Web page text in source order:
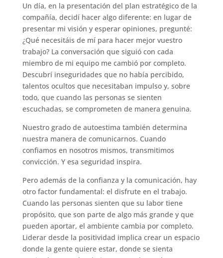
Un día, en la presentación del plan estratégico de la
compañía, decidí hacer algo diferente: en lugar de
presentar mi visión y esperar opiniones, pregunté:
¿Qué necesitáis de mí para hacer mejor vuestro
trabajo? La conversación que siguió con cada
miembro de mi equipo me cambió por completo.
Descubrí inseguridades que no había percibido,
talentos ocultos que necesitaban impulso y, sobre
todo, que cuando las personas se sienten
escuchadas, se comprometen de manera genuina.
Nuestro grado de autoestima también determina
nuestra manera de comunicarnos. Cuando
confiamos en nosotros mismos, transmitimos
convicción. Y esa seguridad inspira.
Pero además de la confianza y la comunicación, hay
otro factor fundamental: el disfrute en el trabajo.
Cuando las personas sienten que su labor tiene
propósito, que son parte de algo más grande y que
pueden aportar, el ambiente cambia por completo.
Liderar desde la positividad implica crear un espacio
donde la gente quiere estar, donde se sienta